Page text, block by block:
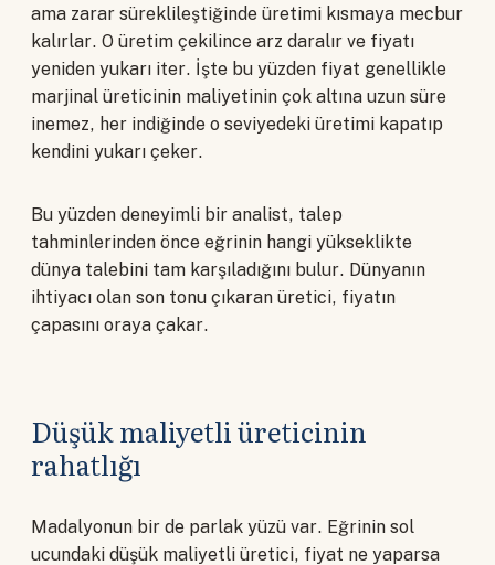
ama zarar süreklileştiğinde üretimi kısmaya mecbur
kalırlar. O üretim çekilince arz daralır ve fiyatı
yeniden yukarı iter. İşte bu yüzden fiyat genellikle
marjinal üreticinin maliyetinin çok altına uzun süre
inemez, her indiğinde o seviyedeki üretimi kapatıp
kendini yukarı çeker.
Bu yüzden deneyimli bir analist, talep
tahminlerinden önce eğrinin hangi yükseklikte
dünya talebini tam karşıladığını bulur. Dünyanın
ihtiyacı olan son tonu çıkaran üretici, fiyatın
çapasını oraya çakar.
Düşük maliyetli üreticinin
rahatlığı
Madalyonun bir de parlak yüzü var. Eğrinin sol
ucundaki düşük maliyetli üretici, fiyat ne yaparsa